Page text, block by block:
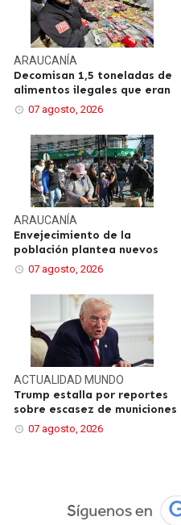
ARAUCANÍA
Decomisan 1,5 toneladas de
alimentos ilegales que eran
07 agosto, 2026
ARAUCANÍA
Envejecimiento de la
población plantea nuevos
07 agosto, 2026
ACTUALIDAD MUNDO
Trump estalla por reportes
sobre escasez de municiones
07 agosto, 2026